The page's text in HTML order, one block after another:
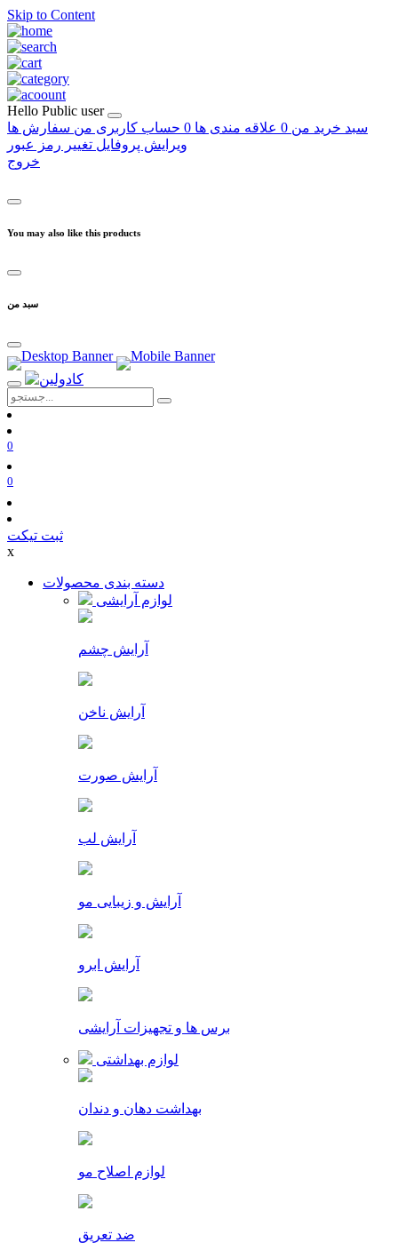
Skip to Content
Hello Public user
سبد خرید من 0 علاقه مندی ها 0 حساب کاربری من سفارش ها
ویرایش پروفایل تغییر رمز عبور
خروج
You may also like this products
سبد من
0
0
ثبت تیکت
x
دسته بندی محصولات
لوازم آرایشی
آرایش چشم
آرایش ناخن
آرایش صورت
آرایش لب
آرایش و زیبایی مو
آرایش ابرو
برس ها و تجهیزات آرایشی
لوازم بهداشتی
بهداشت دهان و دندان
لوازم اصلاح مو
ضد تعریق